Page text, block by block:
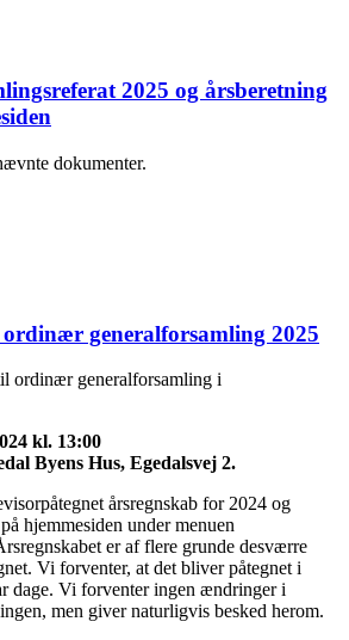
2025 og årsberetning
dokumenter.
generalforsamling 2025
ordinær generalforsamling i
kl. 13:00
Byens Hus, Egedalsvej 2.
årsregnskab for 2024 og
hjemmesiden under menuen
er af flere grunde desværre
Vi forventer, at det bliver påtegnet i
dage. Vi forventer ingen ændringer i
men giver naturligvis besked herom.